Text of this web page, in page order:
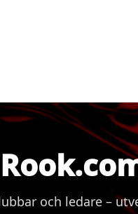
och ledare –